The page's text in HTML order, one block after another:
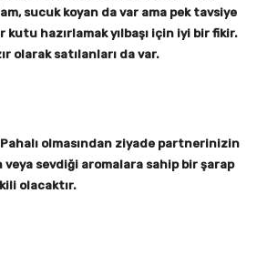
sucuk koyan da var ama pek tavsiye
hazırlamak yılbaşı için iyi bir fikir.
olarak satılanları da var.
Pahalı olmasından ziyade partnerinizin
veya sevdiği aromalara sahip bir şarap
olacaktır.